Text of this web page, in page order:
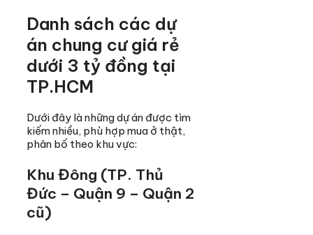
Danh sách các dự
án chung cư giá rẻ
dưới 3 tỷ đồng tại
TP.HCM
Dưới đây là những dự án được tìm
kiếm nhiều, phù hợp mua ở thật,
phân bố theo khu vực:
Khu Đông (TP. Thủ
Đức – Quận 9 – Quận 2
cũ)